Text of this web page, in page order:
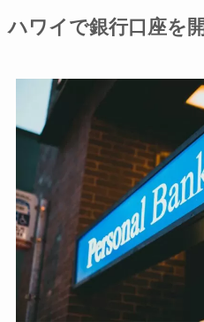
ハワイで銀行口座を